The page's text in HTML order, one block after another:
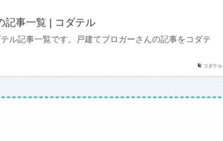
コダテル
記事一覧 | コダテル
ル記事一覧です。戸建てブロガーさんの記事をコダテ